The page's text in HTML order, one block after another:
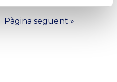
Pàgina següent »